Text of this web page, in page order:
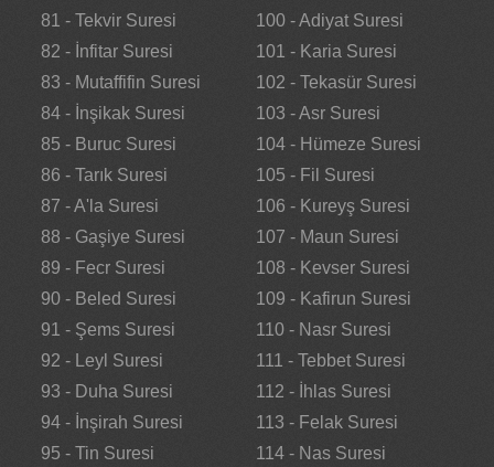
81 - Tekvir Suresi
82 - İnfitar Suresi
83 - Mutaffifin Suresi
84 - İnşikak Suresi
85 - Buruc Suresi
86 - Tarık Suresi
87 - A'la Suresi
88 - Gaşiye Suresi
89 - Fecr Suresi
90 - Beled Suresi
91 - Şems Suresi
92 - Leyl Suresi
93 - Duha Suresi
94 - İnşirah Suresi
95 - Tin Suresi
100 - Adiyat Suresi
101 - Karia Suresi
102 - Tekasür Suresi
103 - Asr Suresi
104 - Hümeze Suresi
105 - Fil Suresi
106 - Kureyş Suresi
107 - Maun Suresi
108 - Kevser Suresi
109 - Kafirun Suresi
110 - Nasr Suresi
111 - Tebbet Suresi
112 - İhlas Suresi
113 - Felak Suresi
114 - Nas Suresi